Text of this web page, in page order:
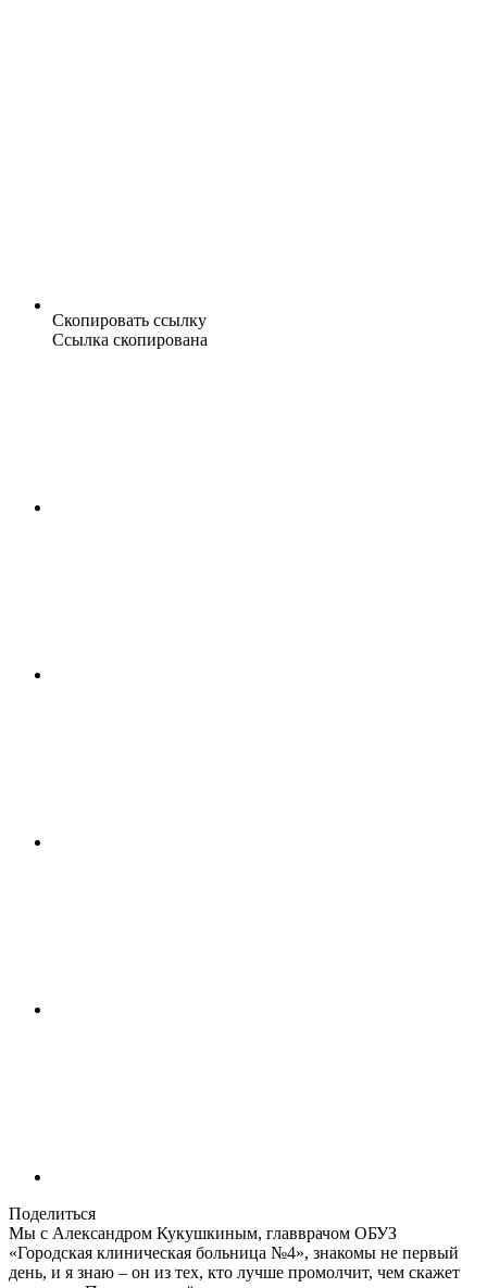
Скопировать ссылку
Ссылка скопирована
Поделиться
Мы с Александром Кукушкиным, главврачом ОБУЗ
«Городская клиническая больница №4», знакомы не первый
день, и я знаю – он из тех, кто лучше промолчит, чем скажет